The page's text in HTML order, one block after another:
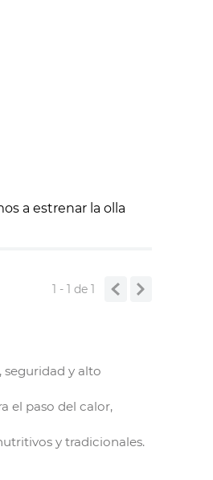
a estrenar la olla
1 - 1de 1
seguridad y alto
el paso del calor,
y tradicionales.